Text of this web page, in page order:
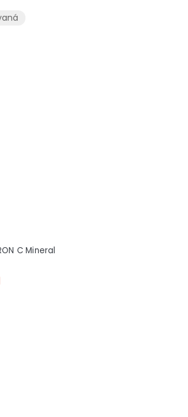
C Mineral